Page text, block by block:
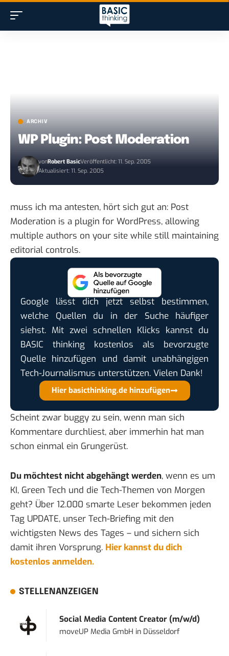
ARCHIV
WP Plugin: Post Moderation
vonRobert BasicVeröffentlicht: 11. Sep. 2005
Aktualisiert: 11. Sep. 2005
muss ich ma antesten, hört sich gut an: Post
Moderation is a plugin for WordPress, allowing
multiple authors on your site while still maintaining
editorial controls.
Google lässt dich jetzt selbst bestimmen,
welche Quellen du in der Suche häufiger
siehst. Mit zwei schnellen Klicks kannst du
BASIC thinking kostenlos als bevorzugte
Quelle hinzufügen und damit unabhängigen
Tech-Journalismus unterstützen. Vielen Dank!
Hier basicthinking.de hinzufügen
Scheint zwar buggy zu sein, wenn man sich
Kommentare durchliest, aber immerhin hat man
schon einmal ein Grungerüst.
Du möchtest nicht abgehängt werden, wenn es um
KI, Green Tech und die Tech-Themen von Morgen
geht? Über 12.000 smarte Leser bekommen jeden
Tag UPDATE, unser Tech-Briefing mit den
wichtigsten News des Tages – und sichern sich
damit ihren Vorsprung. Hier kannst du dich
kostenlos anmelden.
STELLENANZEIGEN
Social Media Content Creator (m/w/d)
moveUP Media GmbH in Düsseldorf